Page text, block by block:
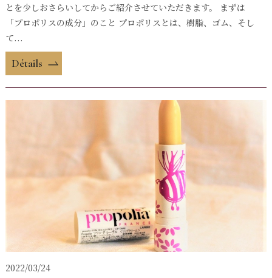
とを少しおさらいしてからご紹介させていただきます。 まずは
「プロポリスの成分」のこと プロポリスとは、樹脂、ゴム、そし
て...
Détails
2022/03/24